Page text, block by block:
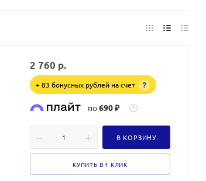
2 760 р.
+ 83 бонусных рублей на счет ?
по690 ₽ ?
В КОРЗИНУ
КУПИТЬ В 1 КЛИК